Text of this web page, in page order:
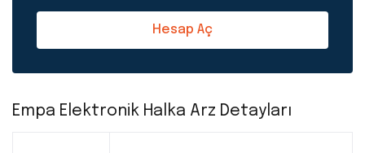
Hesap Aç
Empa Elektronik Halka Arz Detayları